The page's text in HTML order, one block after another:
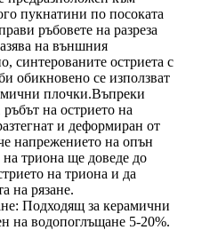
пукнатини по посоката
ръбовете на разреза
на външния
синтерованите остриета с
обикновено се използват
плочки.Въпреки
на острието на
и деформиран от
напрежението на опън
на триона ще доведе до
на триона и да
на рязане.
Подходящ за керамични
на водопоглъщане 5-20%.